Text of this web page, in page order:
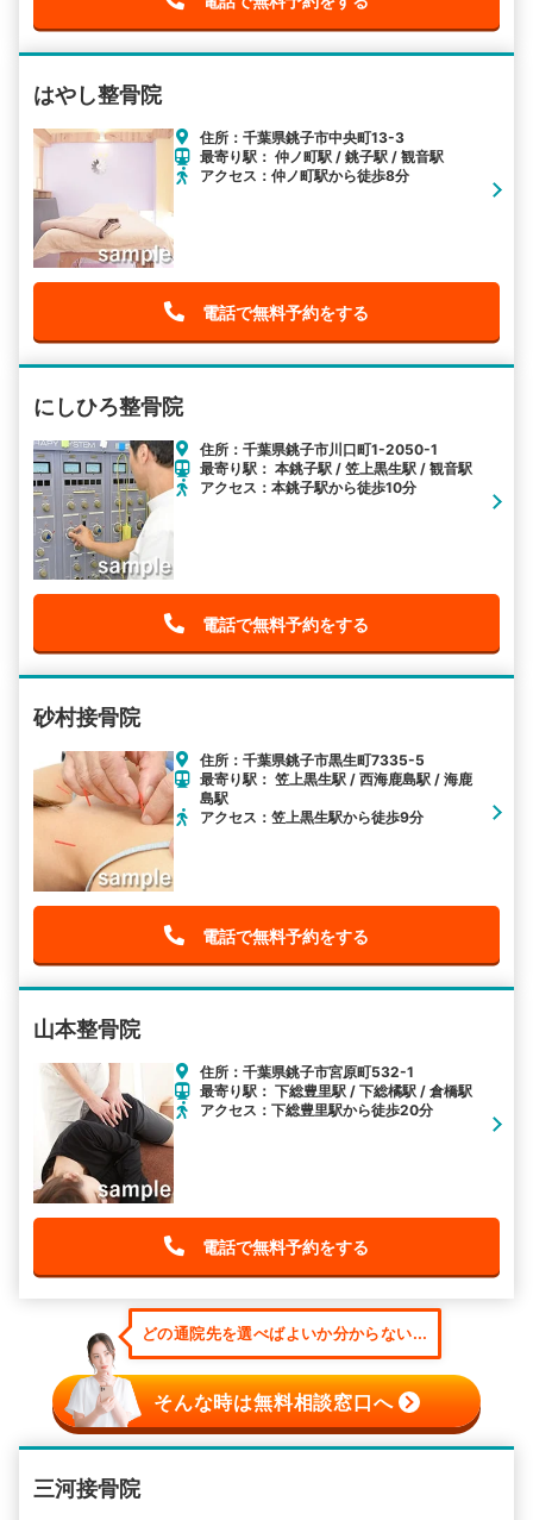
はやし整骨院
住所：千葉県銚子市中央町13-3
最寄り駅： 仲ノ町駅 / 銚子駅 / 観音駅
アクセス：仲ノ町駅から徒歩8分
電話で無料予約をする
にしひろ整骨院
住所：千葉県銚子市川口町1-2050-1
最寄り駅： 本銚子駅 / 笠上黒生駅 / 観音駅
アクセス：本銚子駅から徒歩10分
電話で無料予約をする
砂村接骨院
住所：千葉県銚子市黒生町7335-5
最寄り駅： 笠上黒生駅 / 西海鹿島駅 / 海鹿
島駅
アクセス：笠上黒生駅から徒歩9分
電話で無料予約をする
山本整骨院
住所：千葉県銚子市宮原町532-1
最寄り駅： 下総豊里駅 / 下総橘駅 / 倉橋駅
アクセス：下総豊里駅から徒歩20分
電話で無料予約をする
どの通院先を選べばよいか分からない...
そんな時は無料相談窓口へ
三河接骨院